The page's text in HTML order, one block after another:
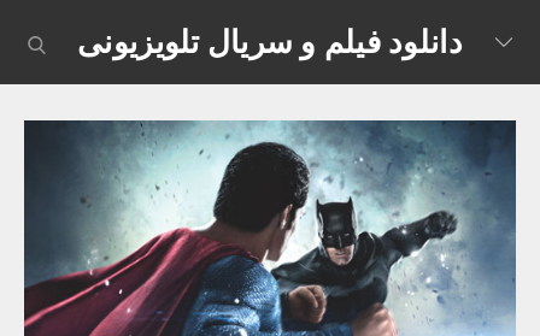
content
دانلود فیلم و سریال تلویزیونی